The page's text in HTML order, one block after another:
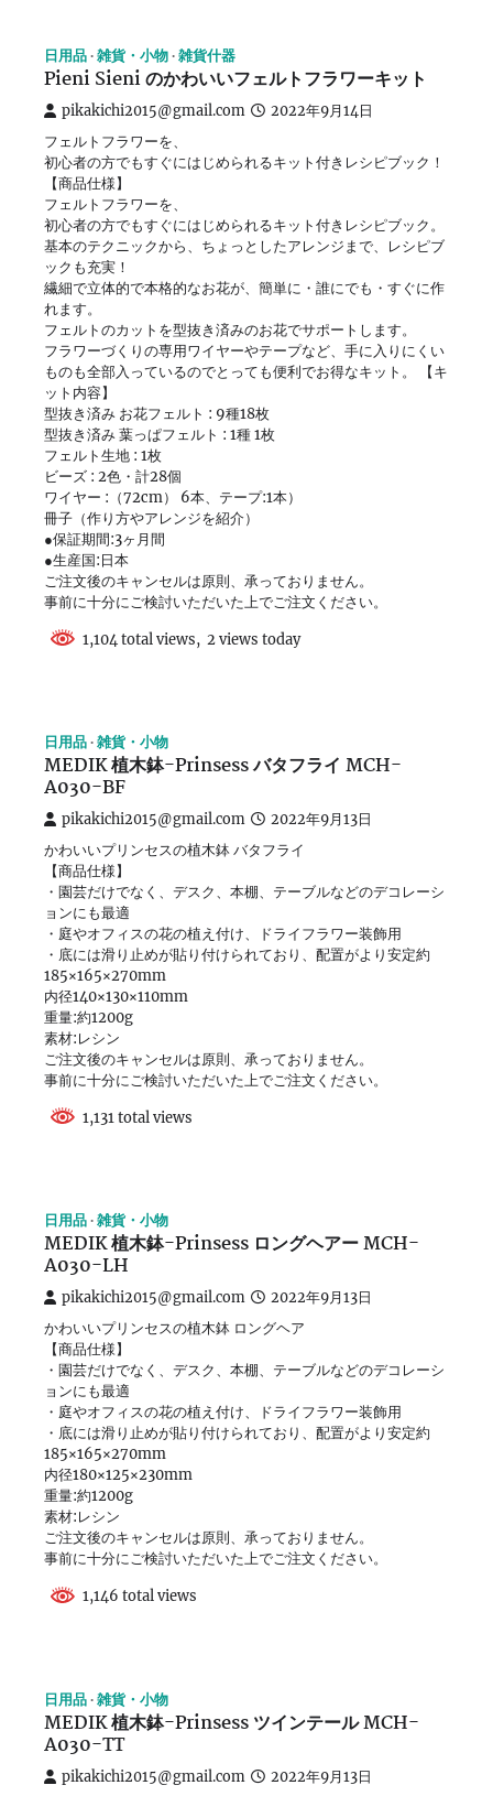
日用品 雑貨・小物 雑貨什器
Pieni Sieni のかわいいフェルトフラワーキット
pikakichi2015@gmail.com 2022年9月14日
フェルトフラワーを、
初心者の方でもすぐにはじめられるキット付きレシピブック！
【商品仕様】
フェルトフラワーを、
初心者の方でもすぐにはじめられるキット付きレシピブック。
基本のテクニックから、ちょっとしたアレンジまで、レシピブ
ックも充実！
繊細で立体的で本格的なお花が、簡単に・誰にでも・すぐに作
れます。
フェルトのカットを型抜き済みのお花でサポートします。
フラワーづくりの専用ワイヤーやテープなど、手に入りにくい
ものも全部入っているのでとっても便利でお得なキット。 【キ
ット内容】
型抜き済み お花フェルト : 9種18枚
型抜き済み 葉っぱフェルト : 1種 1枚
フェルト生地 : 1枚
ビーズ : 2色・計28個
ワイヤー :（72cm） 6本、テープ:1本）
冊子（作り方やアレンジを紹介）
●保証期間:3ヶ月間
●生産国:日本
ご注文後のキャンセルは原則、承っておりません。
事前に十分にご検討いただいた上でご注文ください。
1,104 total views, 2 views today
日用品 雑貨・小物
MEDIK 植木鉢-Prinsess バタフライ MCH-
A030-BF
pikakichi2015@gmail.com 2022年9月13日
かわいいプリンセスの植木鉢 バタフライ
【商品仕様】
・園芸だけでなく、デスク、本棚、テーブルなどのデコレーシ
ョンにも最適
・庭やオフィスの花の植え付け、ドライフラワー装飾用
・底には滑り止めが貼り付けられており、配置がより安定約
185×165×270mm
内径140×130×110mm
重量:約1200g
素材:レシン
ご注文後のキャンセルは原則、承っておりません。
事前に十分にご検討いただいた上でご注文ください。
1,131 total views
日用品 雑貨・小物
MEDIK 植木鉢-Prinsess ロングヘアー MCH-
A030-LH
pikakichi2015@gmail.com 2022年9月13日
かわいいプリンセスの植木鉢 ロングヘア
【商品仕様】
・園芸だけでなく、デスク、本棚、テーブルなどのデコレーシ
ョンにも最適
・庭やオフィスの花の植え付け、ドライフラワー装飾用
・底には滑り止めが貼り付けられており、配置がより安定約
185×165×270mm
内径180×125×230mm
重量:約1200g
素材:レシン
ご注文後のキャンセルは原則、承っておりません。
事前に十分にご検討いただいた上でご注文ください。
1,146 total views
日用品 雑貨・小物
MEDIK 植木鉢-Prinsess ツインテール MCH-
A030-TT
pikakichi2015@gmail.com 2022年9月13日